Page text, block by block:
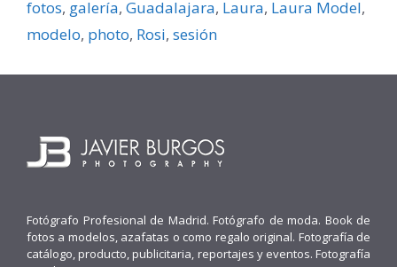
fotos, galerí­a, Guadalajara, Laura, Laura Model,
modelo, photo, Rosi, sesión
Fotógrafo Profesional de Madrid. Fotógrafo de moda. Book de
fotos a modelos, azafatas o como regalo original. Fotografía de
catálogo, producto, publicitaria, reportajes y eventos. Fotografía